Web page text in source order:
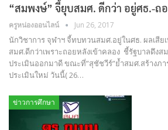
“สมพงษ์” จี้ยุบสมศ. ดีกว่า อยู่ศธ.-ถ
ครูหน่องออนไลน์ Jun 26, 2017
นักวิชาการ จุฬาฯ จี้ทบทวนสมศ.อยู่ในศธ. ผลเสีย
สมศ.ดีกว่าเพราะถอยหลังเข้าคลอง ชี้รัฐบาลดึง
ประเมินออกมาดี ขณะที่”สุชัชวีร์”ย้ำสมศ.สร้างภา
ประเมินใหม่ วันนี้( 26…
ข่าวการศึกษา